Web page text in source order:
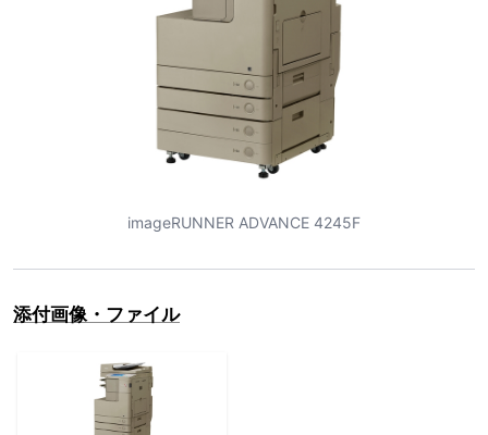
imageRUNNER ADVANCE 4245F
添付画像・ファイル